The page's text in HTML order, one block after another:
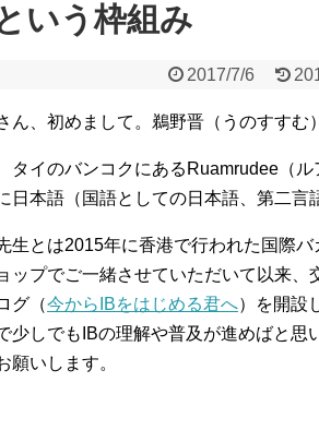
いう枠組み
2017/7/6
ん、初めまして。鵜野晋（うのすすむ
タイのバンコクにあるRuamrudee（
日本語（国語としての日本語、第二言
生とは2015年に香港で行われた国際
ップでご一緒させていただいて以来
グ（今からIBをはじめる君へ）を開設
少しでもIBの理解や普及が進めばと
願いします。